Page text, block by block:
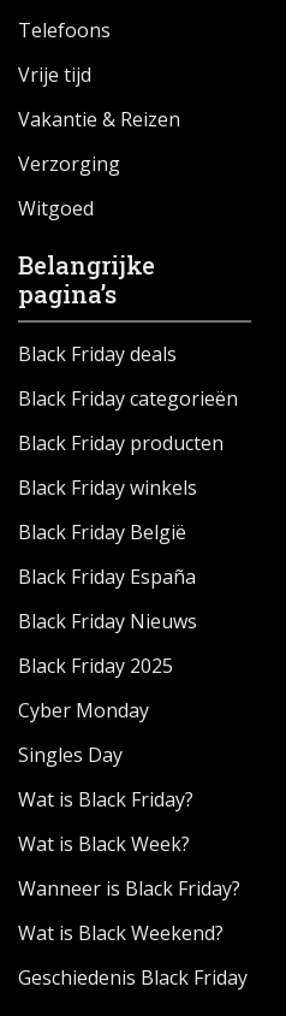
Telefoons
Vrije tijd
Vakantie & Reizen
Verzorging
Witgoed
Belangrijke
pagina’s
Black Friday deals
Black Friday categorieën
Black Friday producten
Black Friday winkels
Black Friday België
Black Friday España
Black Friday Nieuws
Black Friday 2025
Cyber Monday
Singles Day
Wat is Black Friday?
Wat is Black Week?
Wanneer is Black Friday?
Wat is Black Weekend?
Geschiedenis Black Friday